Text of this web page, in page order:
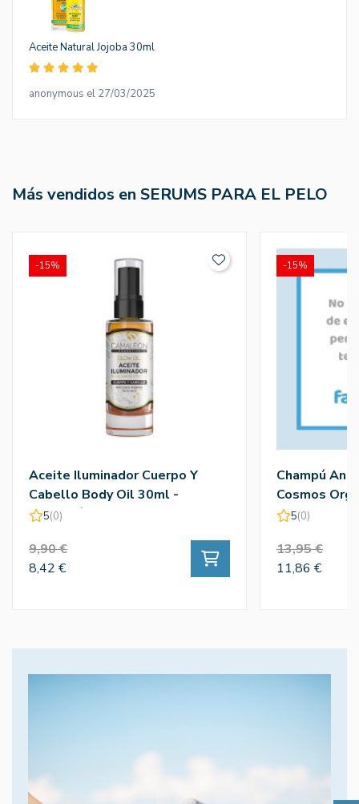
Aceite Natural Jojoba 30ml
anonymous el 27/03/2025
Más vendidos en SERUMS PARA EL PELO
Aceite Iluminador Cuerpo Y
Cabello Body Oil 30ml -
Camaleón
5(0)
9,90 €
8,42 €
-15%
Champú
Cosmos
5(0)
13,95 €
11,86 €
-15%